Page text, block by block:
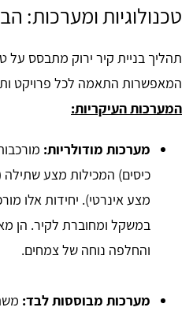
טכנולוגיות ומערכות:
תהליך בניית קיר ירוק מתבסס על
המאפשרות התאמה לכל פרויקט
המערכות העיקריות:
מערכות מודולריות:
כיסים) המכילות מצע
מצע אינרטי). יחידות אלו
במשקל ומחוברת לקיר. הן
והחלפה נוחה של צמחים.
מערכות מבוססות לבד: